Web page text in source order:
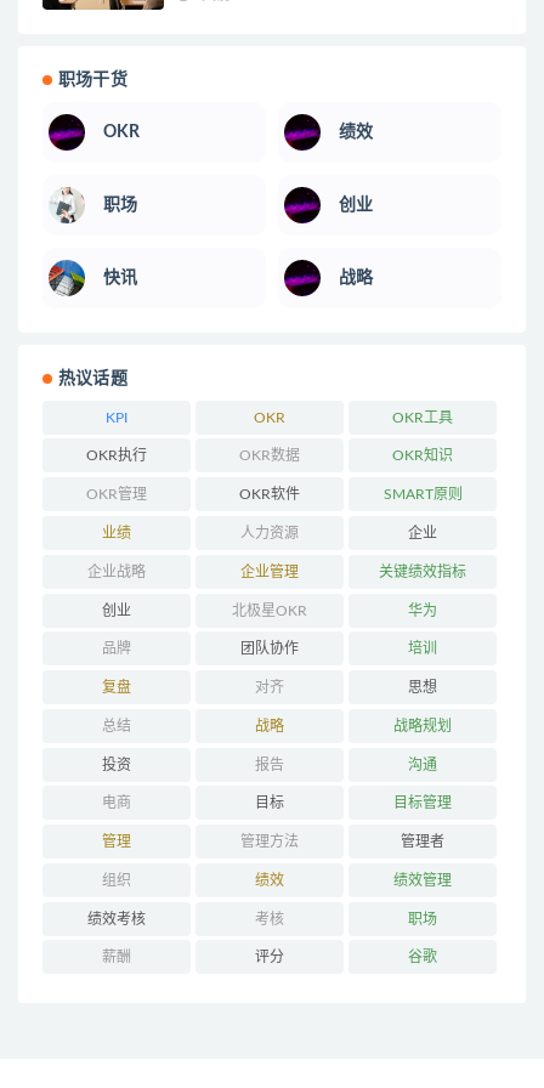
职场干货
OKR 绩效
职场 创业
快讯 战略
热议话题
KPI OKR OKR工具
OKR执行 OKR数据 OKR知识
OKR管理 OKR软件 SMART原则
业绩 人力资源 企业
企业战略 企业管理 关键绩效指标
创业 北极星OKR 华为
品牌 团队协作 培训
复盘 对齐 思想
总结 战略 战略规划
投资 报告 沟通
电商 目标 目标管理
管理 管理方法 管理者
组织 绩效 绩效管理
绩效考核 考核 职场
薪酬 评分 谷歌